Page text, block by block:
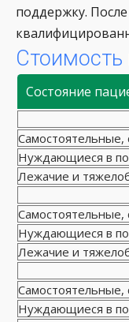
поддержку.
Состояние
Самостоятельные,
Нуждающиеся в
Лежачие и
Самостоятельные,
Нуждающиеся в
Лежачие и
Самостоятельные,
Нуждающиеся в